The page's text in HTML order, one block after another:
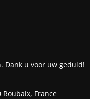
Dank u voor uw geduld!
France